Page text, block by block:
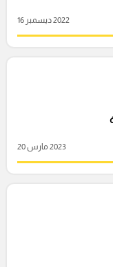
2022 ديسمبر 16
2023 مارس 20